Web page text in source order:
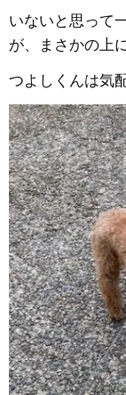
いないと思って
が、まさかの上
つよしくんは気